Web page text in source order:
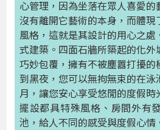
心管理，因為坐落在眾人喜愛
沒有離開它藝術的本身，而體
風格，這就是其設計的用心之
式建築。四面石牆所築起的化
巧妙包覆，擁有不被塵囂打擾
到黑夜，您可以無拘無束的在
月，讓您安心享受悠閒的度假時
擺設都具特殊風格、房間外有
池，給人不同的感受與度假心情